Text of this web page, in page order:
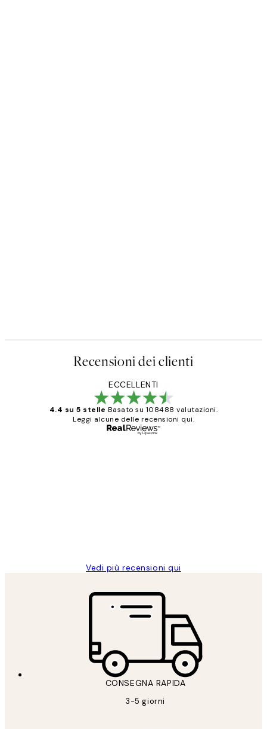
Recensioni dei clienti
ECCELLENTI
4.4 su 5 stelle Basato su 108488 valutazioni.
Leggi alcune delle recensioni qui.
Vedi più recensioni qui
CONSEGNA RAPIDA
3-5 giorni